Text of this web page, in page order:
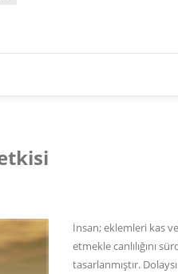
İnsan; eklemleri kas
etmekle canlılığını
tasarlanmıştır.